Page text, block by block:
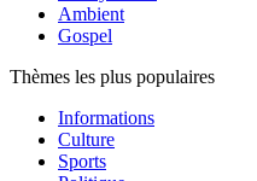
Ambient
Gospel
Thèmes les plus populaires
Informations
Culture
Sports